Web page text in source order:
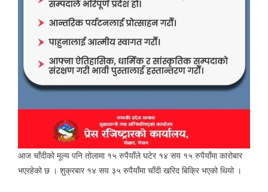
आज चाँदीको मूल्य पनि तोलामा १५ रुपैयाँले घटेर १४ सय १५ रुपैयाँमा कारोबार
भएरहेको छ । शुक्रबार १४ सय ३५ रुपैयाँमा चाँदी खरिद बिक्रि भएको थियो ।